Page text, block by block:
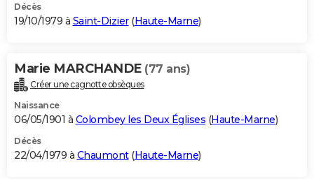
Décès
19/10/1979 à Saint-Dizier(Haute-Marne)
Marie MARCHANDE (77 ans)
Créer une cagnotte obsèques
Naissance
06/05/1901 à Colombey les Deux Églises (Haute-Marne)
Décès
22/04/1979 à Chaumont(Haute-Marne)